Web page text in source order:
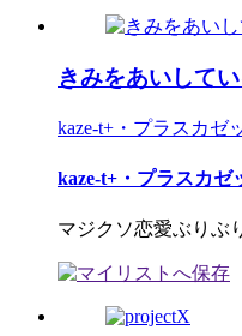
きみをあいして
kaze-t+・プラスカゼ
kaze-t+・プラスカゼ
マジクソ恋愛ぶりぶ